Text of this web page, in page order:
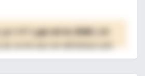
( giá chỉ từ 250K )
án và lời giải chi tiết không giới